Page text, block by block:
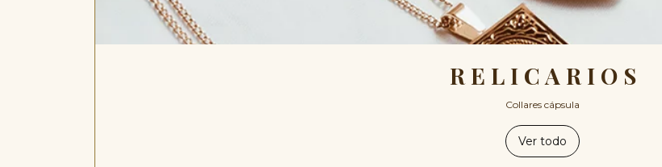
R E L I C A R I O S
Collares cápsula
Ver todo